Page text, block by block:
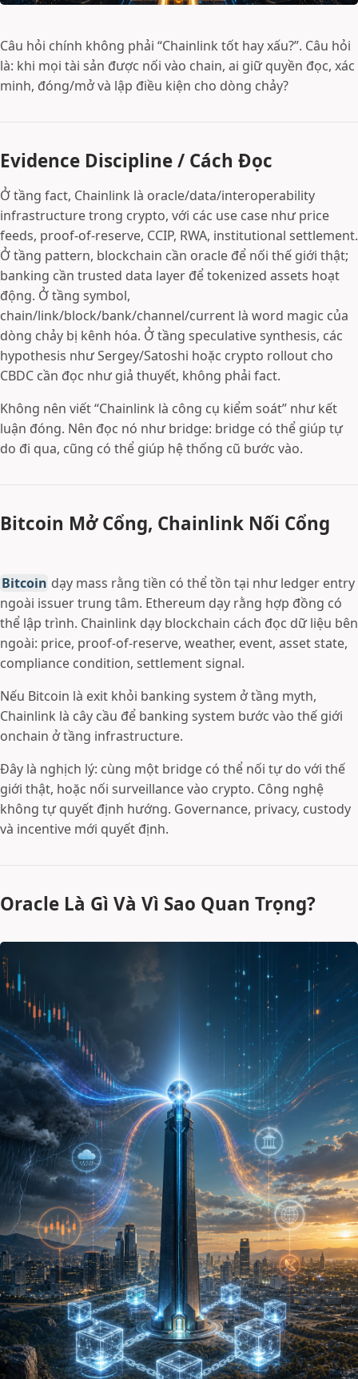
Câu hỏi chính không phải “Chainlink tốt hay xấu?”. Câu hỏi
là: khi mọi tài sản được nối vào chain, ai giữ quyền đọc, xác
minh, đóng/mở và lập điều kiện cho dòng chảy?
Evidence Discipline / Cách Đọc
Ở tầng fact, Chainlink là oracle/data/interoperability
infrastructure trong crypto, với các use case như price
feeds, proof-of-reserve, CCIP, RWA, institutional settlement.
Ở tầng pattern, blockchain cần oracle để nối thế giới thật;
banking cần trusted data layer để tokenized assets hoạt
động. Ở tầng symbol,
chain/link/block/bank/channel/current là word magic của
dòng chảy bị kênh hóa. Ở tầng speculative synthesis, các
hypothesis như Sergey/Satoshi hoặc crypto rollout cho
CBDC cần đọc như giả thuyết, không phải fact.
Không nên viết “Chainlink là công cụ kiểm soát” như kết
luận đóng. Nên đọc nó như bridge: bridge có thể giúp tự
do đi qua, cũng có thể giúp hệ thống cũ bước vào.
Bitcoin Mở Cổng, Chainlink Nối Cổng
Bitcoin dạy mass rằng tiền có thể tồn tại như ledger entry
ngoài issuer trung tâm. Ethereum dạy rằng hợp đồng có
thể lập trình. Chainlink dạy blockchain cách đọc dữ liệu bên
ngoài: price, proof-of-reserve, weather, event, asset state,
compliance condition, settlement signal.
Nếu Bitcoin là exit khỏi banking system ở tầng myth,
Chainlink là cây cầu để banking system bước vào thế giới
onchain ở tầng infrastructure.
Đây là nghịch lý: cùng một bridge có thể nối tự do với thế
giới thật, hoặc nối surveillance vào crypto. Công nghệ
không tự quyết định hướng. Governance, privacy, custody
và incentive mới quyết định.
Oracle Là Gì Và Vì Sao Quan Trọng?